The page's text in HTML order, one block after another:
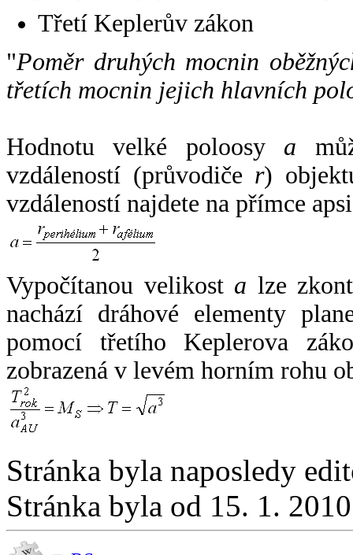
Třetí Keplerův zákon
"Poměr druhých mocnin
třetích mocnin jejich hlavních
Hodnotu velké poloosy a
vzdáleností (průvodiče r)
vzdáleností najdete na přímce
Vypočítanou velikost a lze
nachází dráhové elementy
pomocí třetího Keplerova
zobrazená v levém horním rohu
Stránka byla naposledy
Stránka byla od 15. 1.